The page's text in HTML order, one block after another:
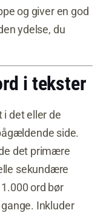
og giver en god
ydelse, du
i tekster
det eller de
side.
det primære
sekundære
ord bør
Inkluder